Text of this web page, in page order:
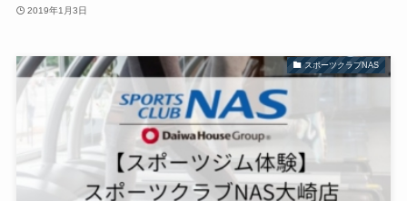
2019年1月3日
スポーツクラブNAS